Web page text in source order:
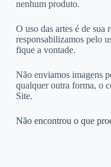
nenhum produto.
O uso das artes é de sua
responsabilizamos pelo
fique a vontade.
Não enviamos imagens
qualquer outra forma, o
Site.
Não encontrou o que